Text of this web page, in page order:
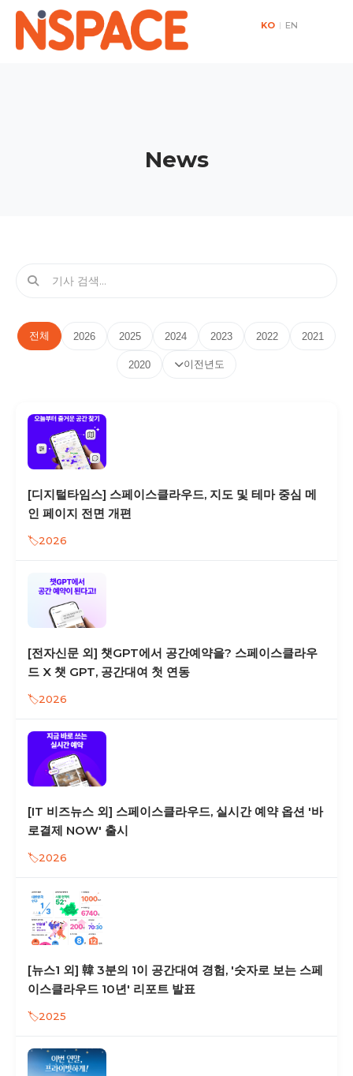
KO | EN
News
전체 2026 2025 2024 2023 2022 2021
2020 이전년도
[디지털타임스] 스페이스클라우드, 지도 및 테마 중심 메
인 페이지 전면 개편
2026
[전자신문 외] 챗GPT에서 공간예약을? 스페이스클라우
드 X 챗 GPT, 공간대여 첫 연동
2026
[IT 비즈뉴스 외] 스페이스클라우드, 실시간 예약 옵션 '바
로결제 NOW' 출시
2026
[뉴스1 외] 韓 3분의 1이 공간대여 경험, '숫자로 보는 스페
이스클라우드 10년' 리포트 발표
2025